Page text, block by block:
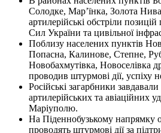
Солодке, Мар’їнка, Золота
артилерійські обстріли
Сил України та цивільної
Поблизу населених пунктів
Попасна, Калинове, Степне,
Новобахмутівка, Новоселівка
проводив штурмові дії, успіху
Російські загарбники
артилерійських та авіаційних
Маріуполю.
На Піденнобузькому напрямку
проводять штурмові дії за